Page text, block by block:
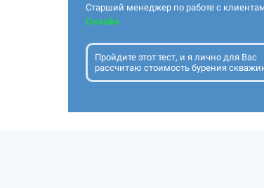
Старший менеджер по работе с
Онлайн
Пройдите этот тест, и я лично для Вас
рассчитаю стоимость бурения